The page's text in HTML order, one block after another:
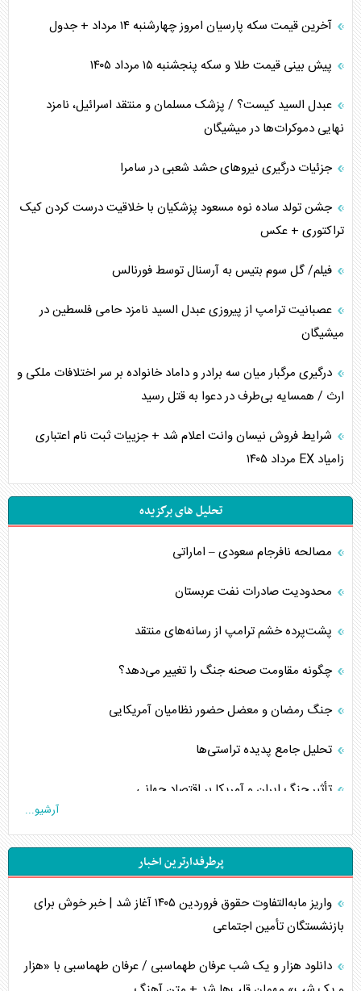
آخرین قیمت سکه پارسیان امروز چهارشنبه ۱۴ مرداد + جدول
پیش بینی قیمت طلا و سکه پنجشنبه ۱۵ مرداد ۱۴۰۵
عبدل السید کیست؟ / پزشک مسلمان و منتقد اسرائیل، نامزد
نهایی دموکرات‌ها در میشیگان
جزئیات درگیری نیرو‌های حشد شعبی در سامرا
جشن تولد ساده نوه مسعود پزشکیان با خلاقیت درست کردن کیک
تراکتوری + عکس
فیلم/ گل سوم بتیس به آرسنال توسط فورنالس
عصبانیت ترامپ از پیروزی عبدل السید نامزد حامی فلسطین در
میشیگان
درگیری مرگبار میان سه برادر و داماد خانواده بر سر اختلافات ملکی و
ارث / همسایه بی‌طرف در دعوا به قتل رسید
شرایط فروش نیسان وانت اعلام شد + جزییات ثبت نام اعتباری
زامیاد EX مرداد ۱۴۰۵
تحلیل های برگزیده
مصالحه نافرجام سعودی – اماراتی
محدودیت صادرات نفت عربستان
پشت‌پرده خشم ترامپ از رسانه‌های منتقد
چگونه مقاومت صحنه جنگ را تغییر می‌دهد؟
جنگ رمضان و معضل حضور نظامیان آمریکایی
تحلیل جامع پدیده تراستی‌ها
تأثیر جنگ ایران و آمریکا بر اقتصاد جهانی
تخریب پل‌ها در اوکراین و فروپاشی روایت دوگانه غرب
اربعین، کابوس مشترک تل‌آویو-واشنگتن
برنامه هفتم توسعه در نقطه کور سیاستگذاری
آرشیو...
پرطرفدارترین اخبار
واریز مابه‌التفاوت حقوق فروردین ۱۴۰۵ آغاز شد | خبر خوش برای
بازنشستگان تأمین اجتماعی
دانلود هزار و یک شب عرفان طهماسبی / عرفان طهماسبی با «هزار